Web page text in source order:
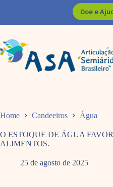
Doe e
Home Candeeiros Água
O ESTOQUE DE ÁGUA
ALIMENTOS.
25 de agosto de 2025